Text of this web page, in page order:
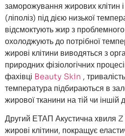
заморожування жирових клітин
(ліполіз) під дією низької
відсмоктують жир з
охолоджують до потрібної
жирові клітини виводяться з
природних фізіологічних
фахівці Beauty Skin ,
температура підбираються в
жирової тканини на тій чи іншій
Другий ЕТАП Акустична хвиля
жирові клітини, покращує